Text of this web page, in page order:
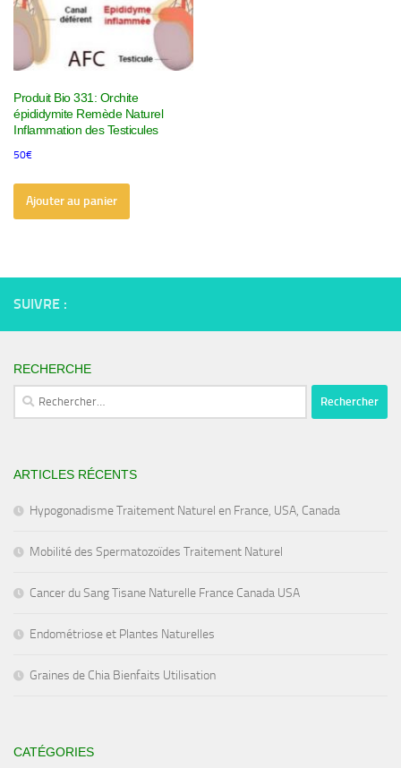
Produit Bio 331: Orchite
épididymite Remède Naturel
Inflammation des Testicules
50€
Ajouter au panier
SUIVRE :
RECHERCHE
Rechercher :
ARTICLES RÉCENTS
Hypogonadisme Traitement Naturel en France, USA, Canada
Mobilité des Spermatozoïdes Traitement Naturel
Cancer du Sang Tisane Naturelle France Canada USA
Endométriose et Plantes Naturelles
Graines de Chia Bienfaits Utilisation
CATÉGORIES